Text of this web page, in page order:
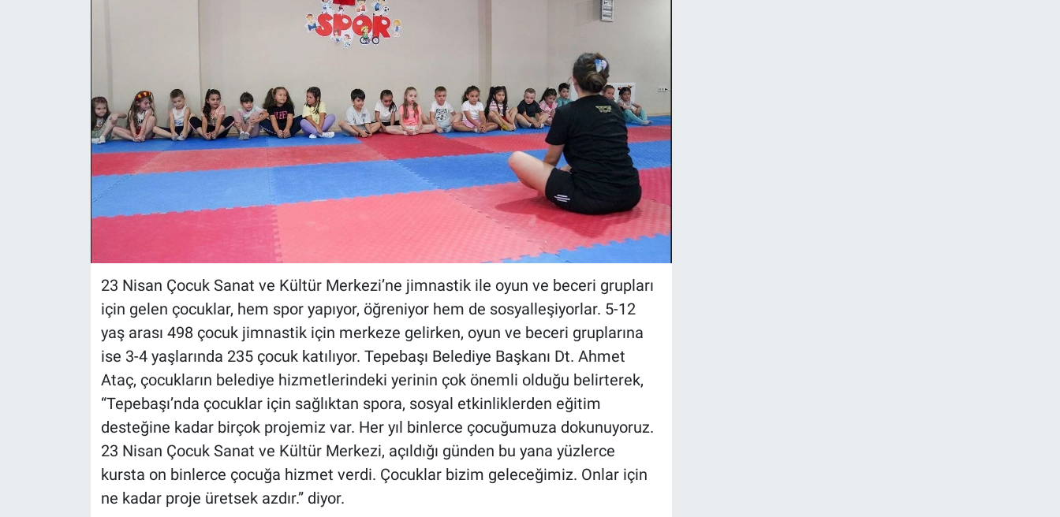
23 Nisan Çocuk Sanat ve Kültür Merkezi’ne jimnastik ile oyun ve beceri grupları
için gelen çocuklar, hem spor yapıyor, öğreniyor hem de sosyalleşiyorlar. 5-12
yaş arası 498 çocuk jimnastik için merkeze gelirken, oyun ve beceri gruplarına
ise 3-4 yaşlarında 235 çocuk katılıyor. Tepebaşı Belediye Başkanı Dt. Ahmet
Ataç, çocukların belediye hizmetlerindeki yerinin çok önemli olduğu belirterek,
“Tepebaşı’nda çocuklar için sağlıktan spora, sosyal etkinliklerden eğitim
desteğine kadar birçok projemiz var. Her yıl binlerce çocuğumuza dokunuyoruz.
23 Nisan Çocuk Sanat ve Kültür Merkezi, açıldığı günden bu yana yüzlerce
kursta on binlerce çocuğa hizmet verdi. Çocuklar bizim geleceğimiz. Onlar için
ne kadar proje üretsek azdır.” diyor.